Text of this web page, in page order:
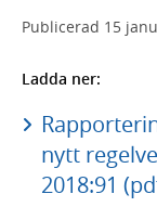
Publicerad 15
Ladda ner:
nytt
2018:91